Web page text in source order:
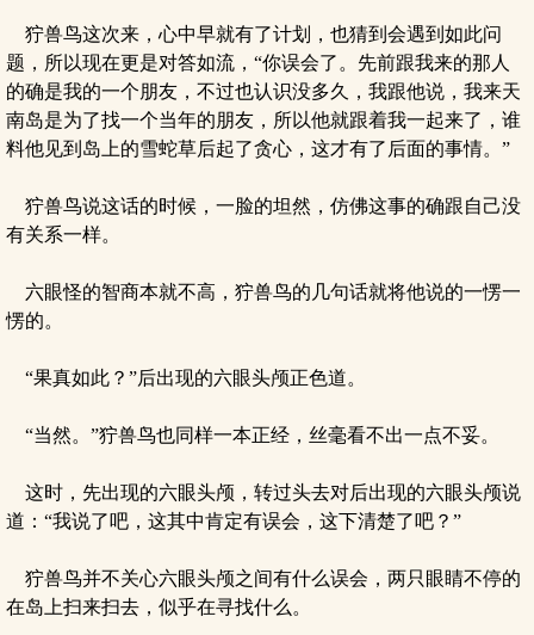
狞兽鸟这次来，心中早就有了计划，也猜到会遇到如此问
题，所以现在更是对答如流，“你误会了。先前跟我来的那人
的确是我的一个朋友，不过也认识没多久，我跟他说，我来天
南岛是为了找一个当年的朋友，所以他就跟着我一起来了，谁
料他见到岛上的雪蛇草后起了贪心，这才有了后面的事情。”
狞兽鸟说这话的时候，一脸的坦然，仿佛这事的确跟自己没
有关系一样。
六眼怪的智商本就不高，狞兽鸟的几句话就将他说的一愣一
愣的。
“果真如此？”后出现的六眼头颅正色道。
“当然。”狞兽鸟也同样一本正经，丝毫看不出一点不妥。
这时，先出现的六眼头颅，转过头去对后出现的六眼头颅说
道：“我说了吧，这其中肯定有误会，这下清楚了吧？”
狞兽鸟并不关心六眼头颅之间有什么误会，两只眼睛不停的
在岛上扫来扫去，似乎在寻找什么。